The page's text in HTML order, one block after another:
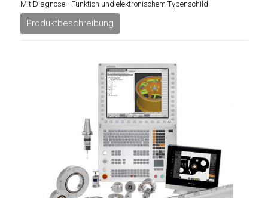
Mit Diagnose - Funktion und elektronischem Typenschild
Produktbeschreibung